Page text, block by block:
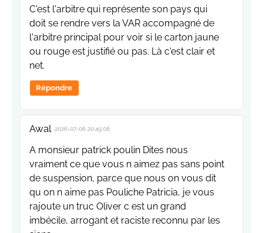
net.
Awal
A monsieur patrick poulin Dites nous
qu on n aime pas Pouliche Patricia, je vous
rajoute un truc Oliver c est un grand
imbécile, arrogant et raciste reconnu par les
siens